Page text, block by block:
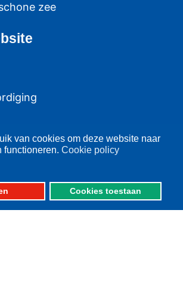
van cookies om deze website naar
functioneren. Cookie policy
Cookies toestaan
zee